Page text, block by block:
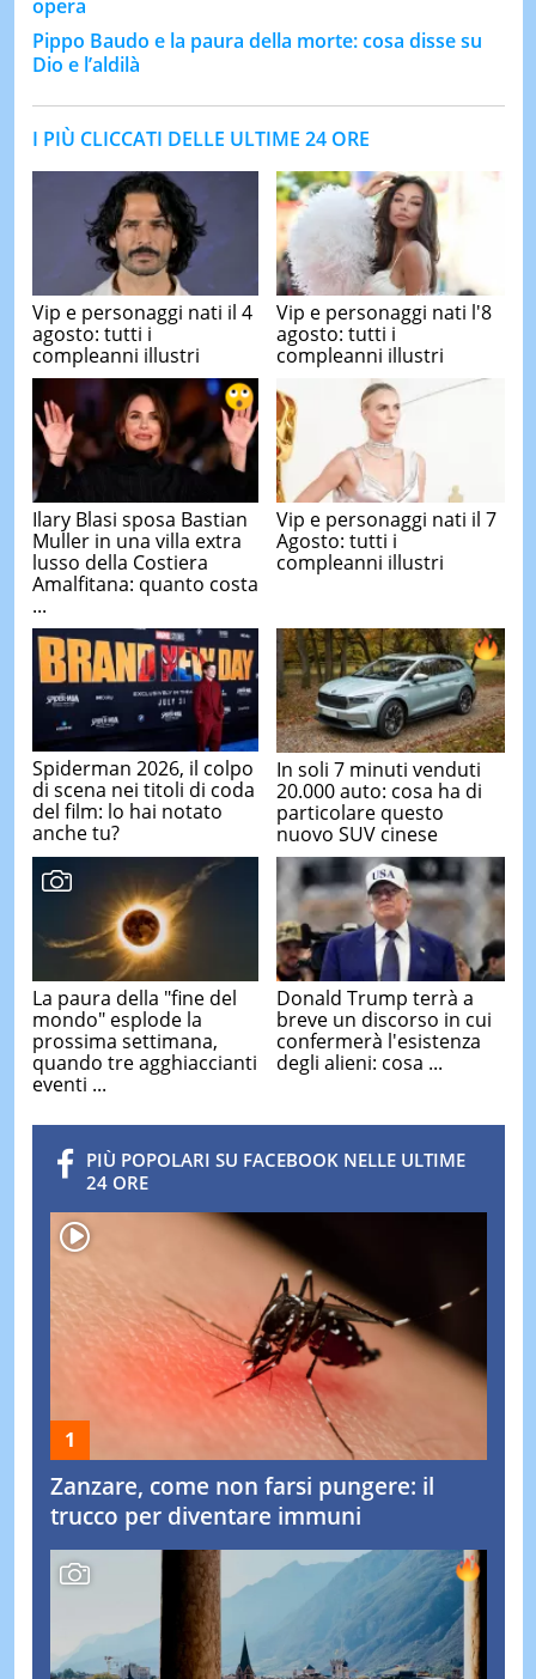
opera
Pippo Baudo e la paura della morte: cosa disse su
Dio e l’aldilà
I PIÙ CLICCATI DELLE ULTIME 24 ORE
Vip e personaggi nati il 4
agosto: tutti i
compleanni illustri
Vip e personaggi nati l'8
agosto: tutti i
compleanni illustri
Ilary Blasi sposa Bastian
Muller in una villa extra
lusso della Costiera
Amalfitana: quanto costa
...
Vip e personaggi nati il 7
Agosto: tutti i
compleanni illustri
Spiderman 2026, il colpo
di scena nei titoli di coda
del film: lo hai notato
anche tu?
In soli 7 minuti venduti
20.000 auto: cosa ha di
particolare questo
nuovo SUV cinese
La paura della "fine del
mondo" esplode la
prossima settimana,
quando tre agghiaccianti
eventi ...
Donald Trump terrà a
breve un discorso in cui
confermerà l'esistenza
degli alieni: cosa ...
PIÙ POPOLARI SU FACEBOOK NELLE ULTIME
24 ORE
Zanzare, come non farsi pungere: il
trucco per diventare immuni